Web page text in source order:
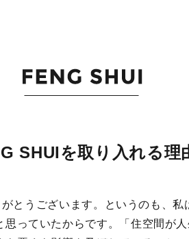
SHUIを取り入れる理
とうございます。というのも、
っていたからです。「住空間が